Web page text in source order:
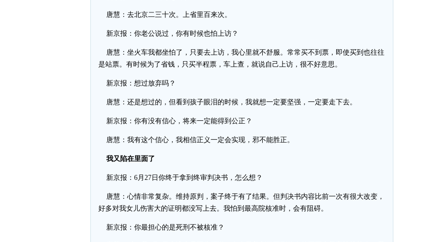
唐慧：去北京二三十次。上省里百来次。
新京报：你老公说过，你有时候也怕上访？
唐慧：坐火车我都坐怕了，只要去上访，我心里就不舒服。常常买不到票，即使买到也往往
是站票。有时候为了省钱，只买半程票，车上查，就说自己上访，很不好意思。
新京报：想过放弃吗？
唐慧：还是想过的，但看到孩子眼泪的时候，我就想一定要坚强，一定要走下去。
新京报：你有没有信心，将来一定能得到公正？
唐慧：我有这个信心，我相信正义一定会实现，邪不能胜正。
我又陷在里面了
新京报：6月27日你终于拿到终审判决书，怎么想？
唐慧：心情非常复杂。维持原判，案子终于有了结果。但判决书内容比前一次有很大改变，
好多对我女儿伤害大的证明都没写上去。我怕到最高院核准时，会有阻碍。
新京报：你最担心的是死刑不被核准？